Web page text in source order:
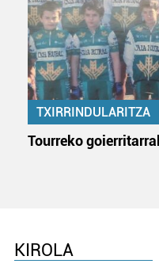
zerbitzuak hobetzeko
baliatzen gara. Ohar
erabiltzeko baimen
irakurri
TXIRRINDULARITZA
Tourreko
KIROLA